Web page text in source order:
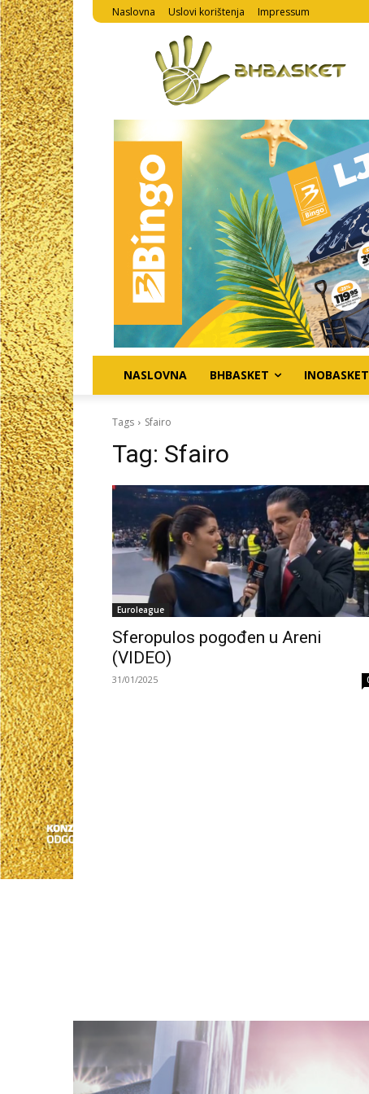
Naslovna Uslovi korištenja Impressum
NASLOVNA BHBASKET INOBASKET
Tags Sfairo
Tag: Sfairo
Euroleague
Sferopulos pogođen u Areni
(VIDEO)
31/01/2025